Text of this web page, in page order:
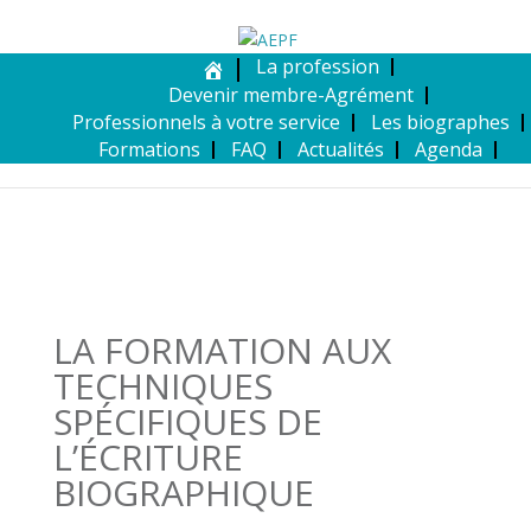
La profession
Devenir membre-Agrément
Professionnels à votre service
Les biographes
Formations
FAQ Actualités Agenda
LA FORMATION AUX
TECHNIQUES
SPÉCIFIQUES DE
L’ÉCRITURE
BIOGRAPHIQUE